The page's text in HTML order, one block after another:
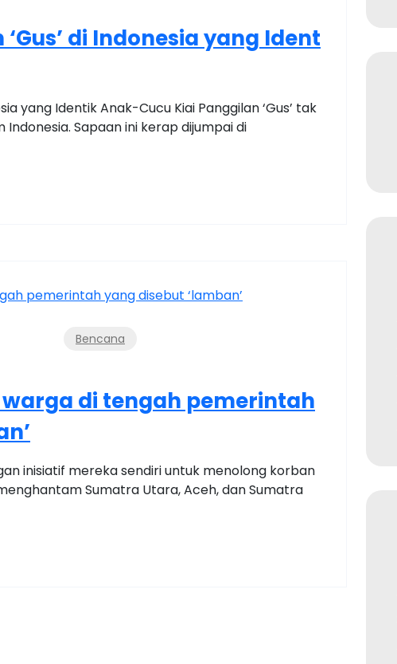
di Indonesia yang Ident
yang Identik Anak-Cucu Kiai Panggilan ‘Gus’ tak
Sapaan ini kerap dijumpai di
Bencana
di tengah pemerintah
inisiatif mereka sendiri untuk menolong korban
Sumatra Utara, Aceh, dan Sumatra